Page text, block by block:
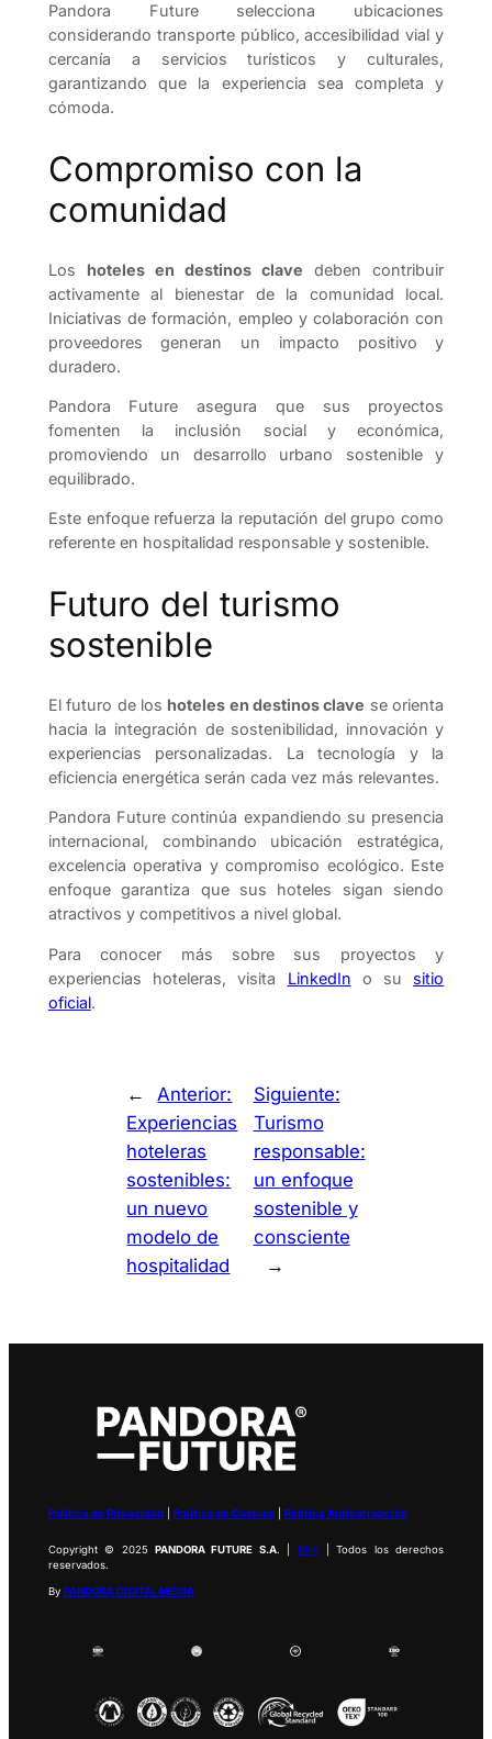
Pandora Future selecciona ubicaciones
considerando transporte público, accesibilidad vial y
cercanía a servicios turísticos y culturales,
garantizando que la experiencia sea completa y
cómoda.
Compromiso con la
comunidad
Los hoteles en destinos clave deben contribuir
activamente al bienestar de la comunidad local.
Iniciativas de formación, empleo y colaboración con
proveedores generan un impacto positivo y
duradero.
Pandora Future asegura que sus proyectos
fomenten la inclusión social y económica,
promoviendo un desarrollo urbano sostenible y
equilibrado.
Este enfoque refuerza la reputación del grupo como
referente en hospitalidad responsable y sostenible.
Futuro del turismo
sostenible
El futuro de los hoteles en destinos clave se orienta
hacia la integración de sostenibilidad, innovación y
experiencias personalizadas. La tecnología y la
eficiencia energética serán cada vez más relevantes.
Pandora Future continúa expandiendo su presencia
internacional, combinando ubicación estratégica,
excelencia operativa y compromiso ecológico. Este
enfoque garantiza que sus hoteles sigan siendo
atractivos y competitivos a nivel global.
Para conocer más sobre sus proyectos y
experiencias hoteleras, visita LinkedIn o su sitio
oficial.
←
Anterior:
Experiencias
hoteleras
sostenibles:
un nuevo
modelo de
hospitalidad
Siguiente:
Turismo
responsable:
un enfoque
sostenible y
consciente
→
Política de Privacidad| Política de Cookies| Política Anticorrupción
Copyright © 2025PANDORA FUTURE S.A. | Blog| Todos los derechos
reservados.
By PANDORA DIGITAL MEDIA